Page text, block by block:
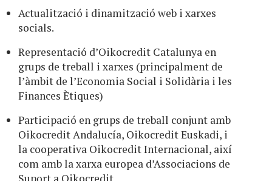
Actualització i dinamització web i xarxes
socials.
Representació d’Oikocredit Catalunya en
grups de treball i xarxes (principalment de
l’àmbit de l’Economia Social i Solidària i les
Finances Ètiques)
Participació en grups de treball conjunt amb
Oikocredit Andalucía, Oikocredit Euskadi, i
la cooperativa Oikocredit Internacional, així
com amb la xarxa europea d’Associacions de
Suport a Oikocredit.